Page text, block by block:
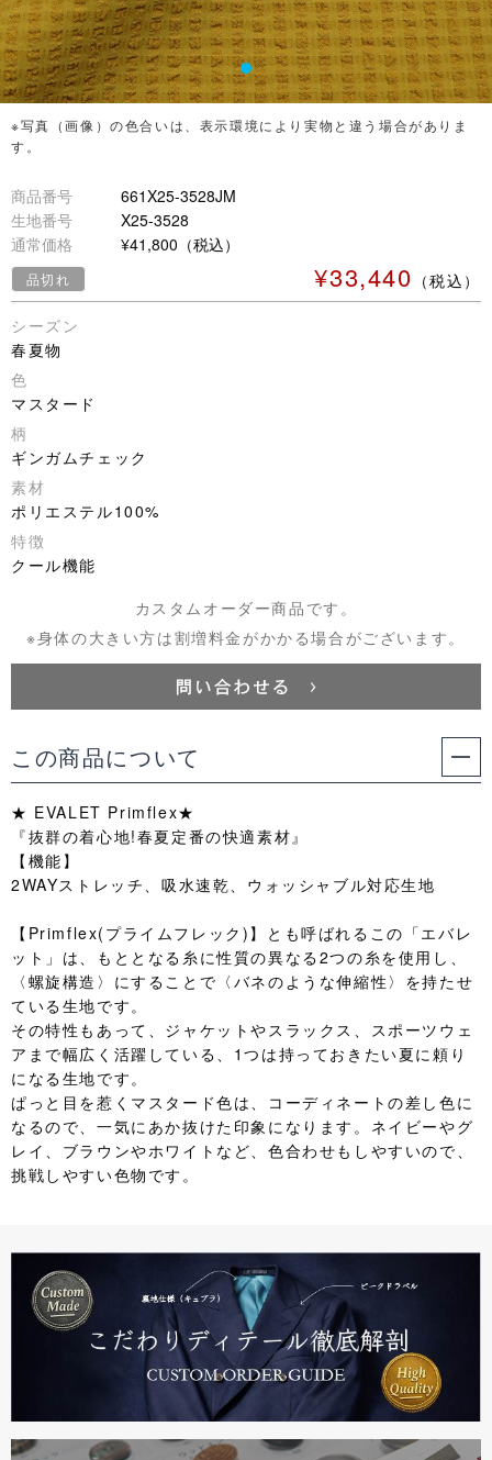
※写真（画像）の色合いは、表示環境により実物と違う場合がありま
す。
商品番号
661X25-3528JM
生地番号
X25-3528
通常価格
¥41,800（税込）
¥33,440 （税込）
品切れ
シーズン
春夏物
色
マスタード
柄
ギンガムチェック
素材
ポリエステル100%
特徴
クール機能
カスタムオーダー商品です。
※身体の大きい方は割増料金がかかる場合がございます。
この商品について
★ EVALET Primflex★
『抜群の着心地!春夏定番の快適素材』
【機能】
2WAYストレッチ、吸水速乾、ウォッシャブル対応生地
【Primflex(プライムフレック)】とも呼ばれるこの「エバレ
ット」は、もととなる糸に性質の異なる2つの糸を使用し、
〈螺旋構造〉にすることで〈バネのような伸縮性〉を持たせ
ている生地です。
その特性もあって、ジャケットやスラックス、スポーツウェ
アまで幅広く活躍している、1つは持っておきたい夏に頼り
になる生地です。
ぱっと目を惹くマスタード色は、コーディネートの差し色に
なるので、一気にあか抜けた印象になります。ネイビーやグ
レイ、ブラウンやホワイトなど、色合わせもしやすいので、
挑戦しやすい色物です。